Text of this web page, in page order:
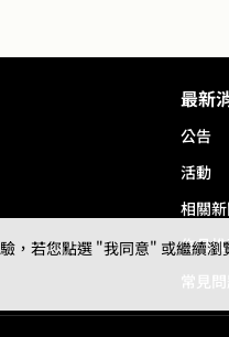
最新
公告
活動
相關
作品
常見
，若您點選 "我同意" 或繼續